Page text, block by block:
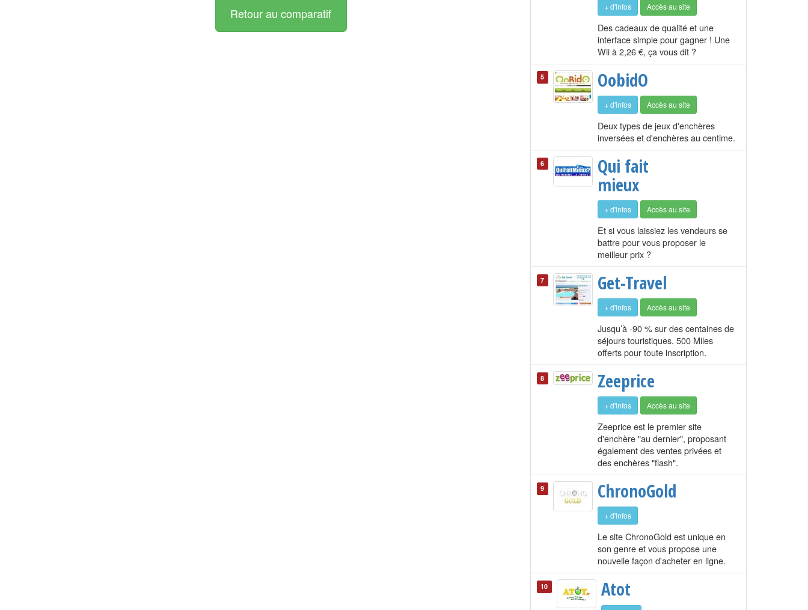
Retour au comparatif + d'infos Accès au site
Des cadeaux de qualité et une
interface simple pour gagner ! Une
Wii à 2,26 €, ça vous dit ?
5 OobidO
+ d'infos Accès au site
Deux types de jeux d'enchères
inversées et d'enchères au centime.
6 Qui fait
mieux
+ d'infos Accès au site
Et si vous laissiez les vendeurs se
battre pour vous proposer le
meilleur prix ?
7 Get-Travel
+ d'infos Accès au site
Jusqu’à -90 % sur des centaines de
séjours touristiques. 500 Miles
offerts pour toute inscription.
8 Zeeprice
+ d'infos Accès au site
Zeeprice est le premier site
d'enchère "au dernier", proposant
également des ventes privées et
des enchères "flash".
9 ChronoGold
+ d'infos
Le site ChronoGold est unique en
son genre et vous propose une
nouvelle façon d'acheter en ligne.
10 Atot